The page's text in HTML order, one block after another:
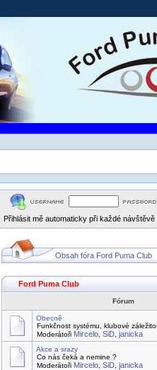
Přihlásit mě automaticky při každé návštěvě
Obsah fóra Ford Puma Club
Ford Puma Club
Fórum
Obecně
Funkčnost systému, klubové
Moderátoři Mircelo SiD janicka
Akce a srazy
Co nás čeká a nemine ?
Moderátoři Mircelo SiD janicka